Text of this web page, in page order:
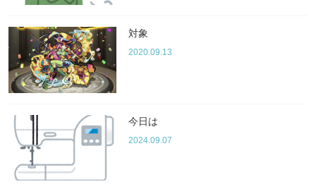
対象
2020.09.13
今日は
2024.09.07